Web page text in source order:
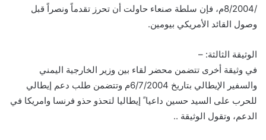
/8/2004م، فإن سلطة صنعاء حاولت أن تحرز تقدماً ونصراً قبل
وصول القائد الأمريكي بيومين.
الوثيقة الثالثة: –
في وثيقة أخرى تتضمن محضر لقاء بين وزير الخارجية اليمني
والسفير الإيطالي بتاريخ 6/7/2004م وتتضمن طلب دعم إيطالي
للحرب على السيد حسين داعيا ً إيطاليا لتحذو حذو فرنسا وامريكا في
الدعم، وتقول الوثيقة ..